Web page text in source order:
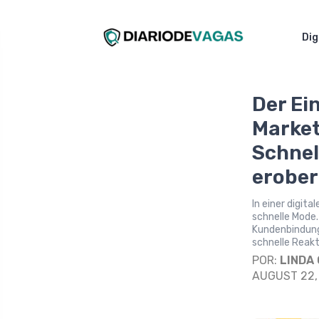
Der
In einer
schnelle
schnelle
POR: LINDA
AUGUST